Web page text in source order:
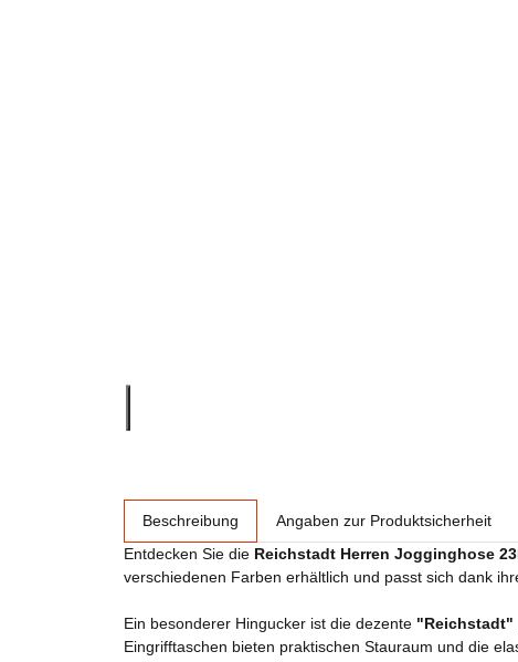
Beschreibung
Angaben zur Produktsicherheit
Entdecken Sie die Reichstadt Herren Jogginghose
verschiedenen Farben erhältlich und passt sich dank
Ein besonderer Hingucker ist die dezente "Reichstadt"
Eingrifftaschen bieten praktischen Stauraum und die